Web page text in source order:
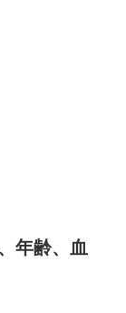
年齢、血